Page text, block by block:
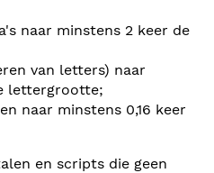
naar minstens 2 keer de
van letters) naar
lettergrootte;
naar minstens 0,16 keer
en scripts die geen